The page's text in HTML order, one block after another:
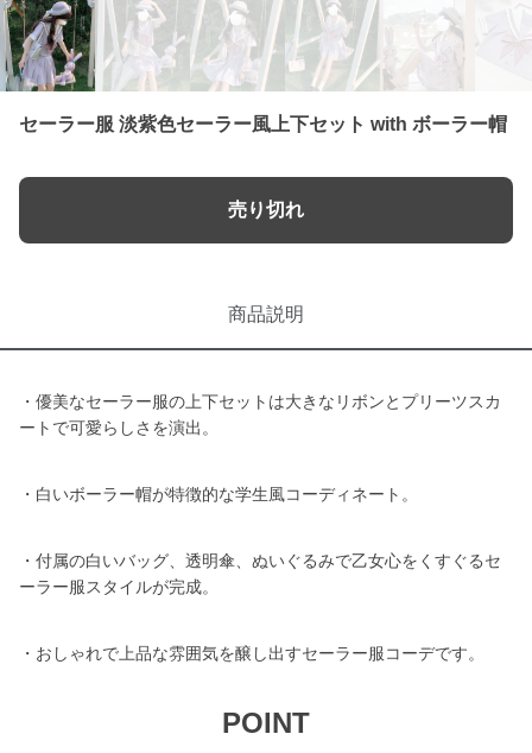
セーラー服 淡紫色セーラー風上下セット with ボーラー帽
売り切れ
商品説明
・優美なセーラー服の上下セットは大きなリボンとプリーツスカ
ートで可愛らしさを演出。
・白いボーラー帽が特徴的な学生風コーディネート。
・付属の白いバッグ、透明傘、ぬいぐるみで乙女心をくすぐるセ
ーラー服スタイルが完成。
・おしゃれで上品な雰囲気を醸し出すセーラー服コーデです。
POINT